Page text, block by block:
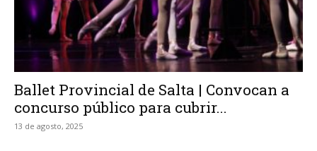
Ballet Provincial de Salta | Convocan a
concurso público para cubrir...
13 de agosto, 2025